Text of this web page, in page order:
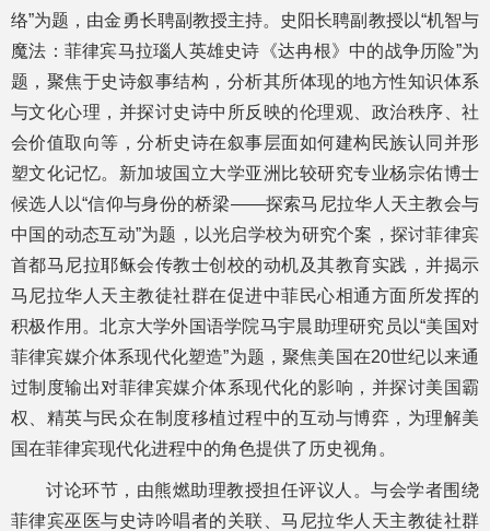
络”为题，由金勇长聘副教授主持。史阳长聘副教授以“机智与
魔法：菲律宾马拉瑙人英雄史诗《达冉根》中的战争历险”为
题，聚焦于史诗叙事结构，分析其所体现的地方性知识体系
与文化心理，并探讨史诗中所反映的伦理观、政治秩序、社
会价值取向等，分析史诗在叙事层面如何建构民族认同并形
塑文化记忆。新加坡国立大学亚洲比较研究专业杨宗佑博士
候选人以“信仰与身份的桥梁——探索马尼拉华人天主教会与
中国的动态互动”为题，以光启学校为研究个案，探讨菲律宾
首都马尼拉耶稣会传教士创校的动机及其教育实践，并揭示
马尼拉华人天主教徒社群在促进中菲民心相通方面所发挥的
积极作用。北京大学外国语学院马宇晨助理研究员以“美国对
菲律宾媒介体系现代化塑造”为题，聚焦美国在20世纪以来通
过制度输出对菲律宾媒介体系现代化的影响，并探讨美国霸
权、精英与民众在制度移植过程中的互动与博弈，为理解美
国在菲律宾现代化进程中的角色提供了历史视角。
讨论环节，由熊燃助理教授担任评议人。与会学者围绕
菲律宾巫医与史诗吟唱者的关联、马尼拉华人天主教徒社群